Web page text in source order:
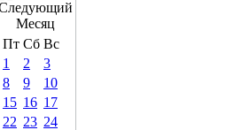
Пт Сб Вс
1
2
3
8 9
10
15 16 17
22 23 24